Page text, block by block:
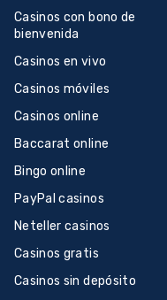
Casinos con bono de
bienvenida
Casinos en vivo
Casinos móviles
Casinos online
Baccarat online
Bingo online
PayPal casinos
Neteller casinos
Casinos gratis
Casinos sin depósito